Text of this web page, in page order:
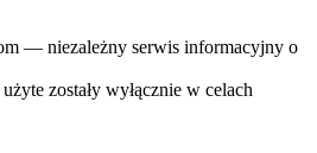
— niezależny serwis informacyjny o
zostały wyłącznie w celach